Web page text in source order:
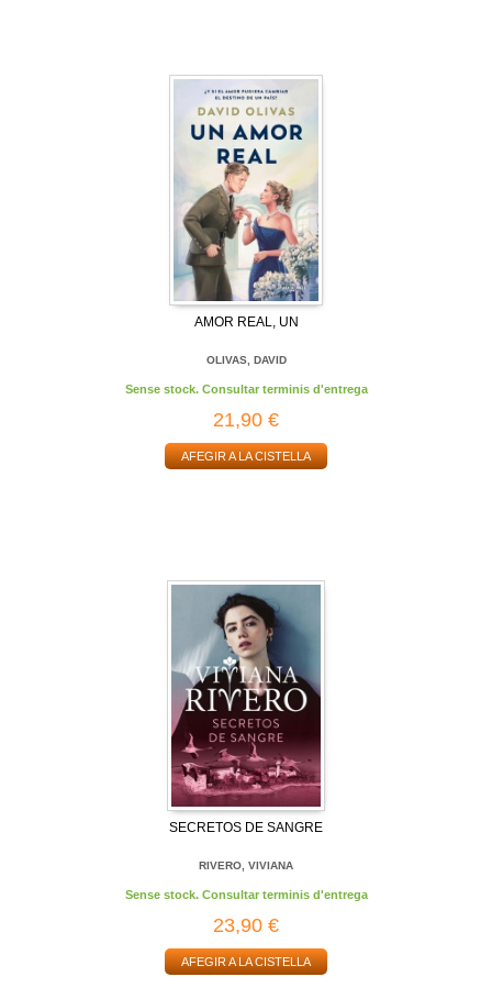
AMOR REAL, UN
OLIVAS, DAVID
Sense stock. Consultar terminis d'entrega
21,90 €
AFEGIR A LA CISTELLA
SECRETOS DE SANGRE
RIVERO, VIVIANA
Sense stock. Consultar terminis d'entrega
23,90 €
AFEGIR A LA CISTELLA